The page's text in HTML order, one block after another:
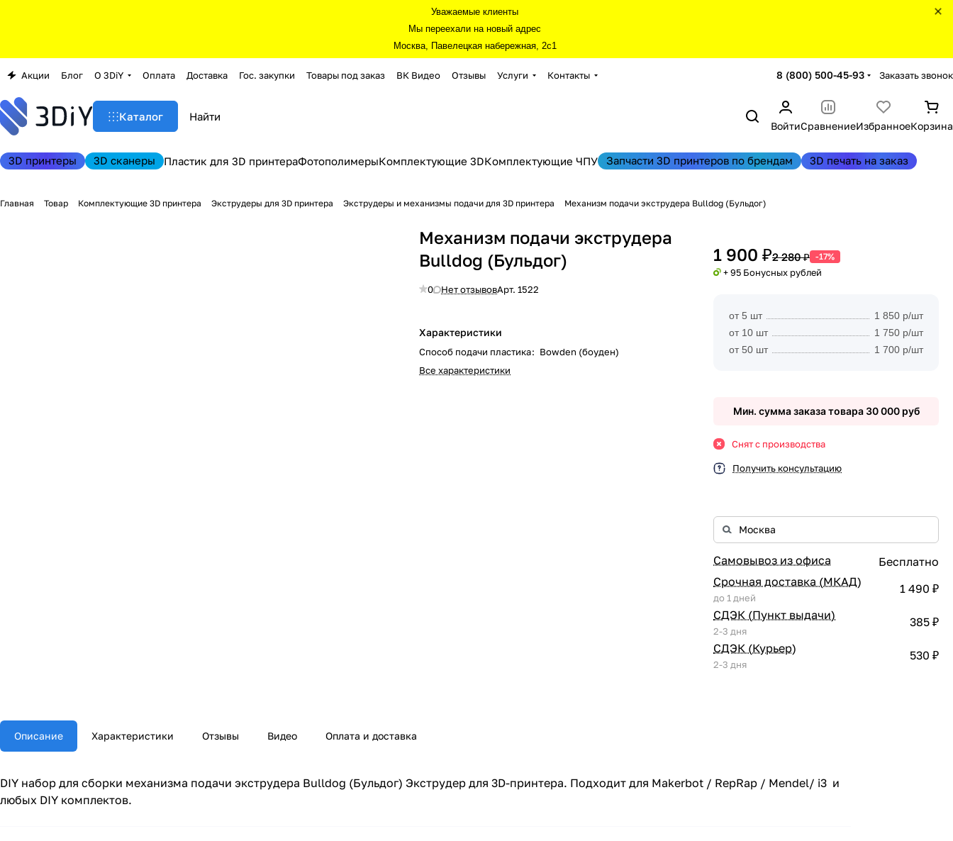
Уважаемые клиенты
Мы переехали на новый адрес
Москва, Павелецкая набережная, 2с1
Акции Блог О 3DiY Оплата Доставка Гос. закупки Товары под заказ ВК Видео Отзывы Услуги Контакты 8 (800) 500-45-93 Заказать звонок
Каталог
ВойтиСравнениеИзбранноеКорзина
3D принтеры 3D сканеры Пластик для 3D принтераФотополимерыКомплектующие 3DКомплектующие ЧПУ Запчасти 3D принтеров по брендам 3D печать на заказ
Главная Товар Комплектующие 3D принтера Экструдеры для 3D принтера Экструдеры и механизмы подачи для 3D принтера Механизм подачи экструдера Bulldog (Бульдог)
Механизм подачи экструдера
Bulldog (Бульдог)
0 Нет отзывовАрт.1522
Характеристики
Способ подачи пластика: Bowden (боуден)
Все характеристики
1 900 ₽2 280 ₽ -17%
+ 95 Бонусных рублей
от 5 шт
1 850 р/шт
от 10 шт
1 750 р/шт
от 50 шт
1 700 р/шт
Мин. сумма заказа товара 30 000 руб
Снят с производства
Получить консультацию
Самовывоз из офиса
Бесплатно
Срочная доставка (МКАД)
до 1 дней
1 490 ₽
СДЭК (Пункт выдачи)
2-3 дня
385 ₽
СДЭК (Курьер)
2-3 дня
530 ₽
Описание Характеристики Отзывы Видео Оплата и доставка
DIY набор для сборки механизма подачи экструдера Bulldog (Бульдог) Экструдер для 3D-принтера. Подходит для Makerbot / RepRap / Мendel/ i3 и
любых DIY комплектов.